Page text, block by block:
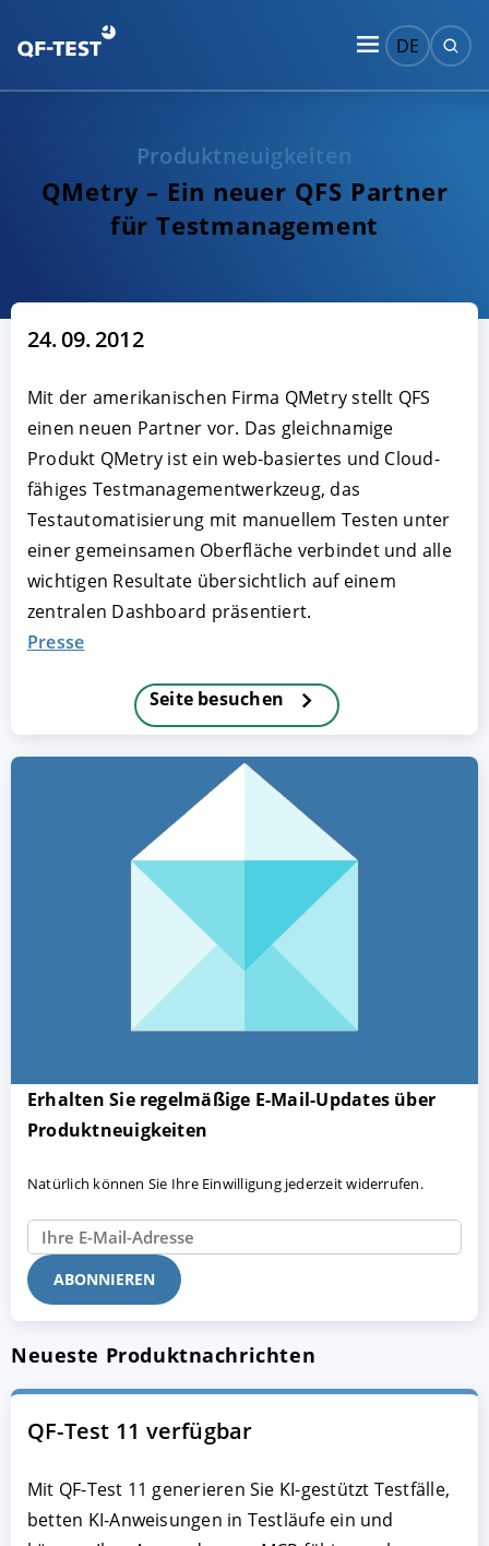
DE
Produktneuigkeiten
QMetry – Ein neuer QFS Partner
für Testmanagement
24. 09. 2012
Mit der amerikanischen Firma QMetry stellt QFS
einen neuen Partner vor. Das gleichnamige
Produkt QMetry ist ein web-basiertes und Cloud-
fähiges Testmanagementwerkzeug, das
Testautomatisierung mit manuellem Testen unter
einer gemeinsamen Oberfläche verbindet und alle
wichtigen Resultate übersichtlich auf einem
zentralen Dashboard präsentiert.
Presse
Seite besuchen
Erhalten Sie regelmäßige E-Mail-Updates über
Produktneuigkeiten
Natürlich können Sie Ihre Einwilligung jederzeit widerrufen.
Neueste Produktnachrichten
QF-Test 11 verfügbar
Mit QF-Test 11 generieren Sie KI-gestützt Testfälle,
betten KI-Anweisungen in Testläufe ein und
AKZEPTIEREN KONFIGURIEREN
|Datenschutz